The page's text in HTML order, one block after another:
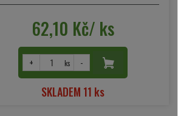
62,10 Kč/ ks
+ ks -
SKLADEM 11 ks